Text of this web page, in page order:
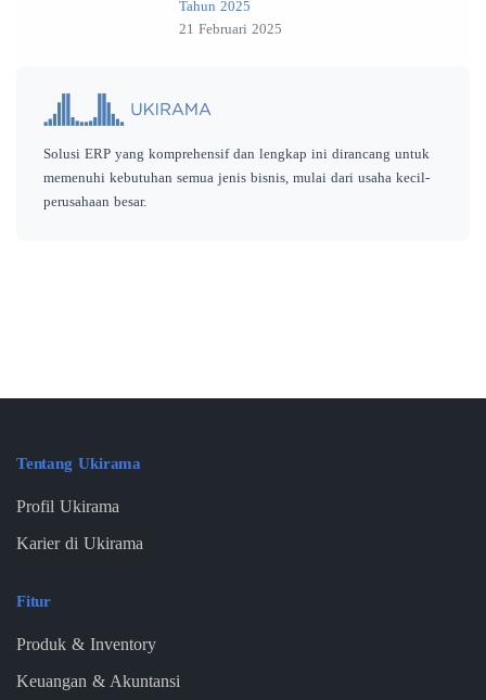
Tahun 2025
21 Februari 2025
Solusi ERP yang komprehensif dan lengkap ini dirancang untuk
memenuhi kebutuhan semua jenis bisnis, mulai dari usaha kecil-
perusahaan besar.
Tentang Ukirama
Profil Ukirama
Karier di Ukirama
Fitur
Produk & Inventory
Keuangan & Akuntansi